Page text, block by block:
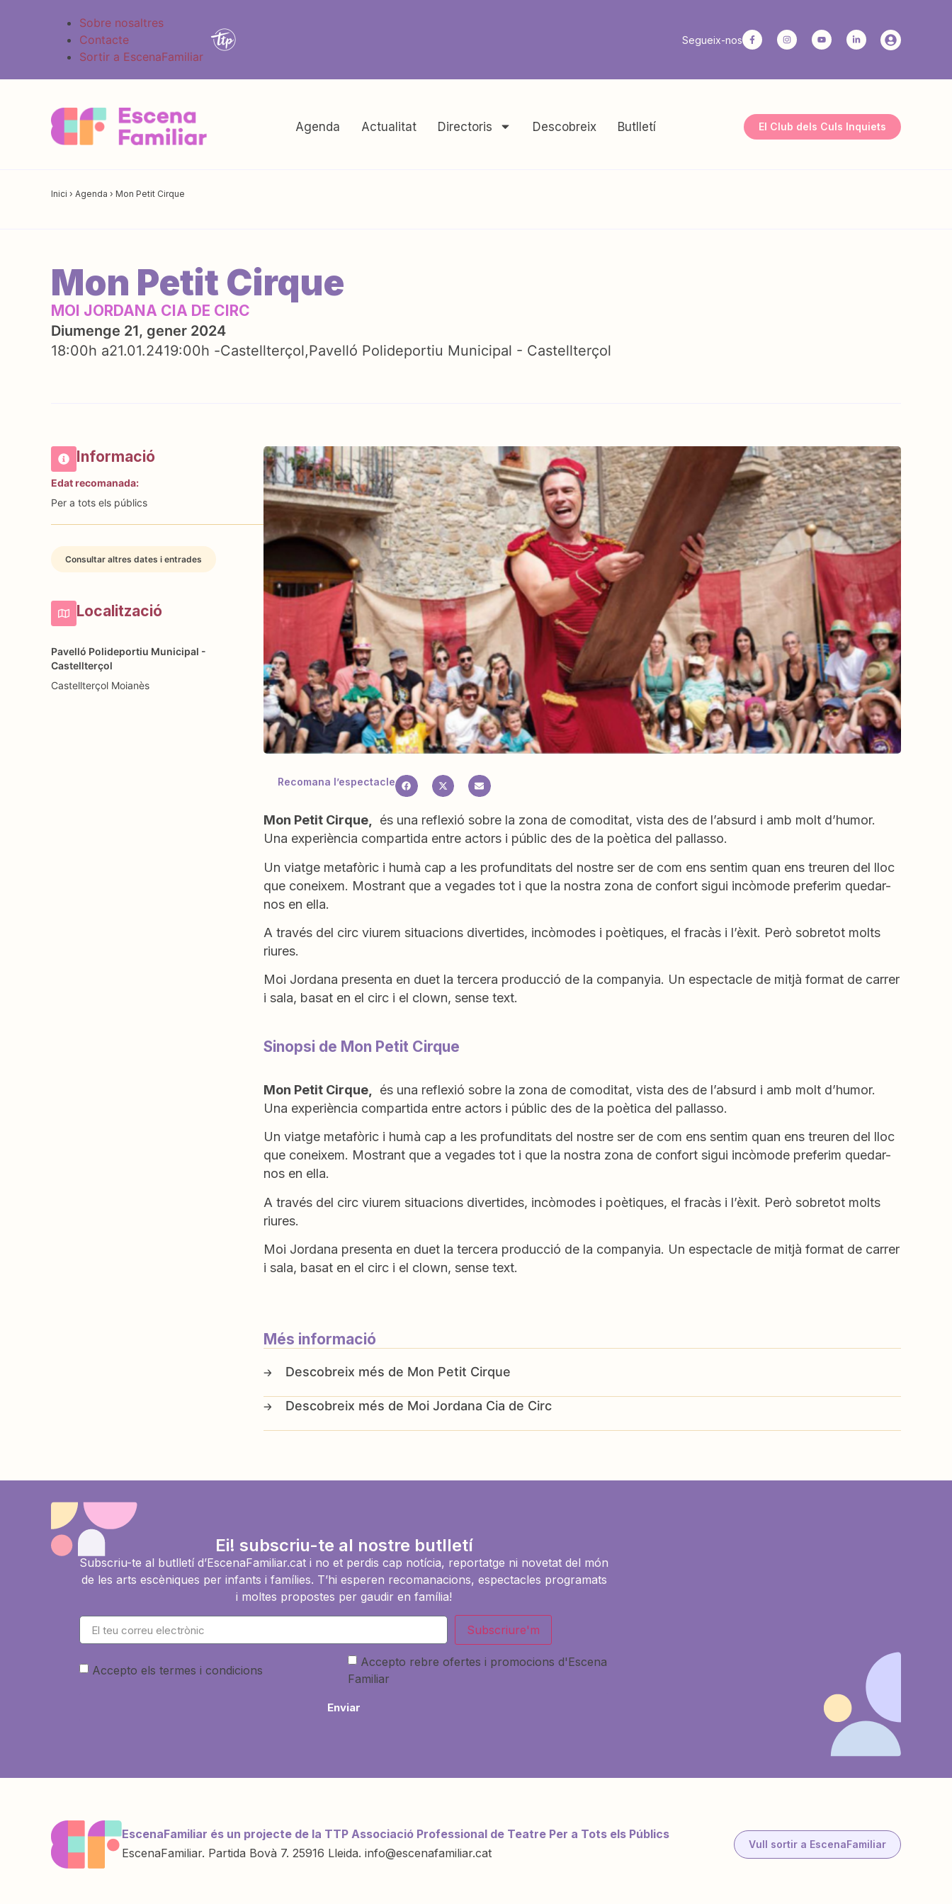
Sobre nosaltres
Contacte
Sortir a EscenaFamiliar
Segueix-nos
Agenda Actualitat Directoris Descobreix Butlletí El Club dels Culs Inquiets
Inici › Agenda › Mon Petit Cirque
Mon Petit Cirque
MOI JORDANA CIA DE CIRC
Diumenge 21, gener 2024
18:00h a21.01.2419:00h -Castellterçol Pavelló Polideportiu Municipal - Castellterçol
Informació
Edat recomanada:
Per a tots els públics
Consultar altres dates i entrades
Localització
Pavelló Polideportiu Municipal -
Castellterçol
Castellterçol Moianès
Recomana l’espectacle
Mon Petit Cirque, és una reflexió sobre la zona de comoditat, vista des de l’absurd i amb molt d’humor.
Una experiència compartida entre actors i públic des de la poètica del pallasso.
Un viatge metafòric i humà cap a les profunditats del nostre ser de com ens sentim quan ens treuren del lloc
que coneixem. Mostrant que a vegades tot i que la nostra zona de confort sigui incòmode preferim quedar-
nos en ella.
A través del circ viurem situacions divertides, incòmodes i poètiques, el fracàs i l’èxit. Però sobretot molts
riures.
Moi Jordana presenta en duet la tercera producció de la companyia. Un espectacle de mitjà format de carrer
i sala, basat en el circ i el clown, sense text.
Sinopsi de Mon Petit Cirque
Mon Petit Cirque,
és una reflexió sobre la zona de comoditat, vista des de l’absurd i amb molt d’humor.
Una experiència compartida entre actors i públic des de la poètica del pallasso.
Un viatge metafòric i humà cap a les profunditats del nostre ser de com ens sentim quan ens treuren del lloc
que coneixem. Mostrant que a vegades tot i que la nostra zona de confort sigui incòmode preferim quedar-
nos en ella.
A través del circ viurem situacions divertides, incòmodes i poètiques, el fracàs i l’èxit. Però sobretot molts
riures.
Moi Jordana presenta en duet la tercera producció de la companyia. Un espectacle de mitjà format de carrer
i sala, basat en el circ i el clown, sense text.
Més informació
Mon Petit Cirque
Moi Jordana Cia de Circ
Ei! subscriu-te al nostre butlletí
Subscriu-te al butlletí d’EscenaFamiliar.cat i no et perdis cap notícia, reportatge ni novetat del món
de les arts escèniques per infants i famílies. T’hi esperen recomanacions, espectacles programats
i moltes propostes per gaudir en família!
Subscriure'm
Accepto els termes i condicions
Accepto rebre ofertes i promocions d'Escena
Familiar
Enviar
EscenaFamiliar és un projecte de la TTP Associació Professional de Teatre Per a Tots els Públics
EscenaFamiliar. Partida Bovà 7. 25916 Lleida. info@escenafamiliar.cat
Vull sortir a EscenaFamiliar